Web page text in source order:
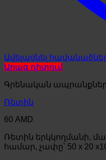
Ավելացնել
Արագ դիտում
Գրենական
Ռետին
60 AMD
Ռետին երկկողմանի,
համար, չափը՝ 50 x 20